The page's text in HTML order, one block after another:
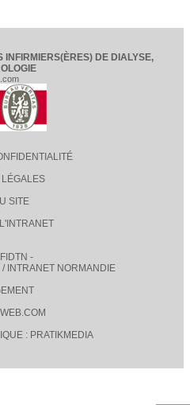
DE DIALYSE,
SITE
-
INTRANET NORMANDIE
: PRATIKMEDIA